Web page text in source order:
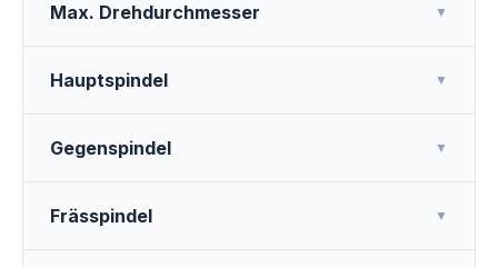
Max. Drehdurchmesser ▼
Hauptspindel ▼
Gegenspindel ▼
Frässpindel ▼